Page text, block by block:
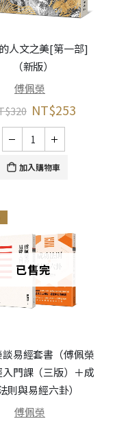
人文之美[第一部]
（新版）
傅佩榮
320 NT$253
加入購物車
已售完
易經套書（傅佩榮
門課（三版）＋成
則與易經六卦）
傅佩榮